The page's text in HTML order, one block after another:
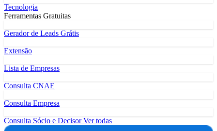
Tecnologia
Ferramentas Gratuitas
Gerador de Leads Grátis
Extensão
Lista de Empresas
Consulta CNAE
Consulta Empresa
Consulta Sócio e DecisorVer todas